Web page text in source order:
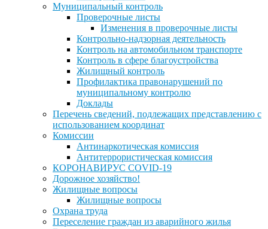
Муниципальный контроль
Проверочные листы
Изменения в проверочные листы
Контрольно-надзорная деятельность
Контроль на автомобильном транспорте
Контроль в сфере благоустройства
Жилищный контроль
Профилактика правонарушений по
муниципальному контролю
Доклады
Перечень сведений, подлежащих представлению с
использованием координат
Комиссии
Антинаркотическая комиссия
Антитеррористическая комиссия
КОРОНАВИРУС COVID-19
Дорожное хозяйство!
Жилищные вопросы
Жилищные вопросы
Охрана труда
Переселение граждан из аварийного жилья